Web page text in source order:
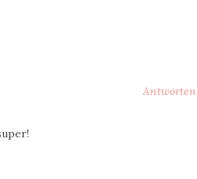
Antworten